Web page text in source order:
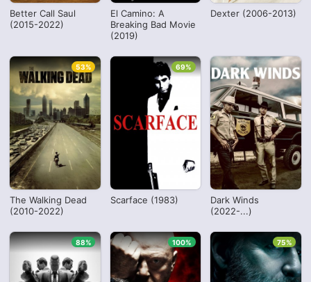
Better Call Saul
(2015-2022)
El Camino: A
Breaking Bad Movie
(2019)
Dexter (2006-2013)
The Walking Dead
(2010-2022)
53%
Scarface (1983)
69%
Dark Winds
(2022-...)
88% 100% 75%